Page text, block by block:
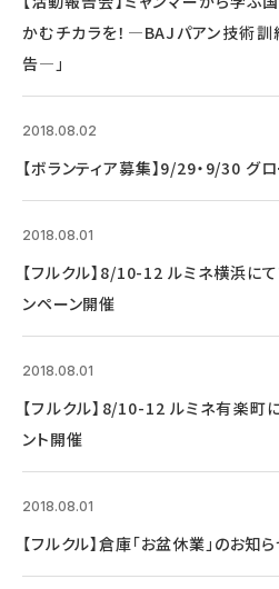
かむチカラを！―BAJパアン技術
告―」
2018.08.02
【ボランティア募集】9/29・9/30 グ
2018.08.01
【フルクル】8/10-12 ルミネ横浜に
ンペーン開催
2018.08.01
【フルクル】8/10-12 ルミネ有楽町
ント開催
2018.08.01
【フルクル】倉庫「お盆休業」のお